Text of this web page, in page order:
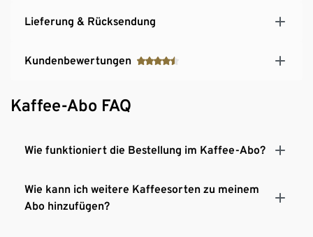
Lieferung & Rücksendung
Kundenbewertungen
Kaffee-Abo FAQ
Wie funktioniert die Bestellung im Kaffee-Abo?
Wie kann ich weitere Kaffeesorten zu meinem
Abo hinzufügen?